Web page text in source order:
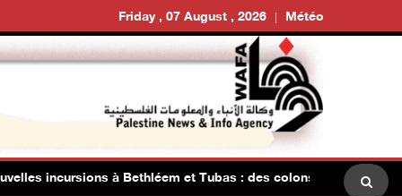
Friday , 07 August , 2026 Météo
incursions à Bethléem et Tubas : des colons investissent les